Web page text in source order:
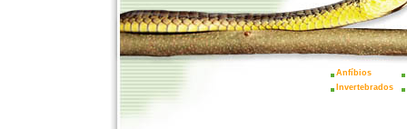
Anfíbios
Invertebrados